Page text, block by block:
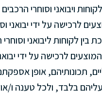
ויבואני וסוחרי
לרכישה על ידי יבואני
לקוחות ליבואני
לרכישה על ידי
תכונותיהם, אופן
בלבד, ולכל טענה ו/